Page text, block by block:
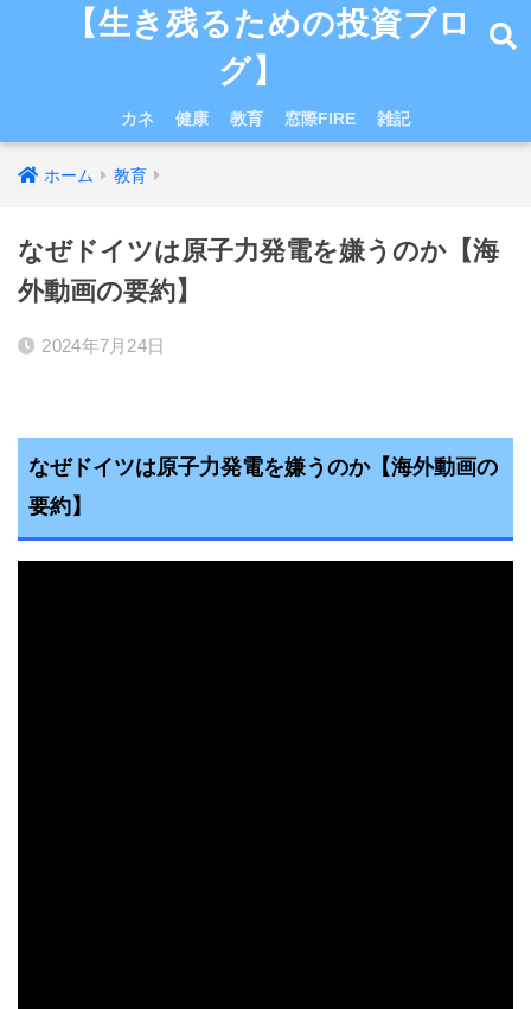
【生き残るための投資ブロ
グ】
カネ 健康 教育 窓際FIRE 雑記
ホーム 教育
なぜドイツは原子力発電を嫌うのか【海
外動画の要約】
2024年7月24日
なぜドイツは原子力発電を嫌うのか【海外動画の
要約】